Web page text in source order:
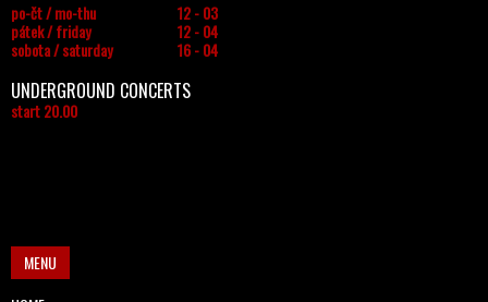
po-čt / mo-thu
12 - 03
pátek / friday
12 - 04
sobota / saturday
16 - 04
UNDERGROUND CONCERTS
start 20.00
MENU